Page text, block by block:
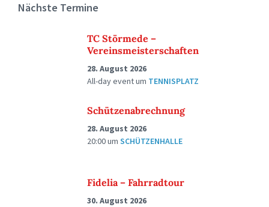
Nächste Termine
TC Störmede –
Vereinsmeisterschaften
28. August 2026
All-day eventum TENNISPLATZ
Schützenabrechnung
28. August 2026
20:00um SCHÜTZENHALLE
Fidelia – Fahrradtour
30. August 2026